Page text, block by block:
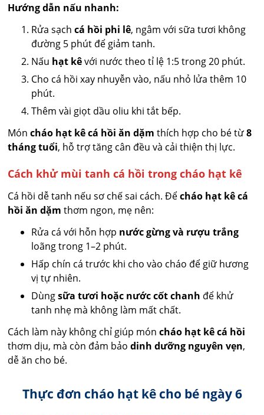
Hướng dẫn nấu nhanh:
Rửa sạchcá hồi phi lê, ngâm với sữa tươi không
đường 5 phút để giảm tanh.
Nấu hạt kêvới nước theo tỉ lệ 1:5 trong 20 phút.
Cho cá hồi xay nhuyễn vào, nấu nhỏ lửa thêm 10
phút.
Thêm vài giọt dầu oliu khi tắt bếp.
Móncháo hạt kê cá hồi ăn dặm thích hợp cho bé từ8
tháng tuổi, hỗ trợ tăng cân đều và cải thiện thị lực.
Cách khử mùi tanh cá hồi trong cháo hạt kê
Cá hồi dễ tanh nếu sơ chế sai cách. Đểcháo hạt kê cá
hồi ăn dặm thơm ngon, mẹ nên:
Rửa cá với hỗn hợp nước gừng và rượu trắng
loãng trong 1–2 phút.
Hấp chín cá trước khi cho vào cháo để giữ hương
vị tự nhiên.
Dùngsữa tươi hoặc nước cốt chanh để khử
tanh nhẹ mà không làm mất chất.
Cách làm này không chỉ giúp móncháo hạt kê cá hồi
thơm dịu, mà còn đảm bảodinh dưỡng nguyên vẹn,
dễ ăn cho bé.
Thực đơn cháo hạt kê cho bé ngày 6